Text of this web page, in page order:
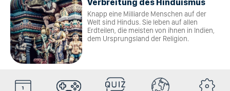
Verbreitung des Hinduismus
Knapp eine Milliarde Menschen auf der
Welt sind Hindus. Sie leben auf allen
Erdteilen, die meisten von ihnen in Indien,
dem Ursprungsland der Religion.
HolyDays